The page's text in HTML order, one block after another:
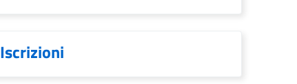
Iscrizioni